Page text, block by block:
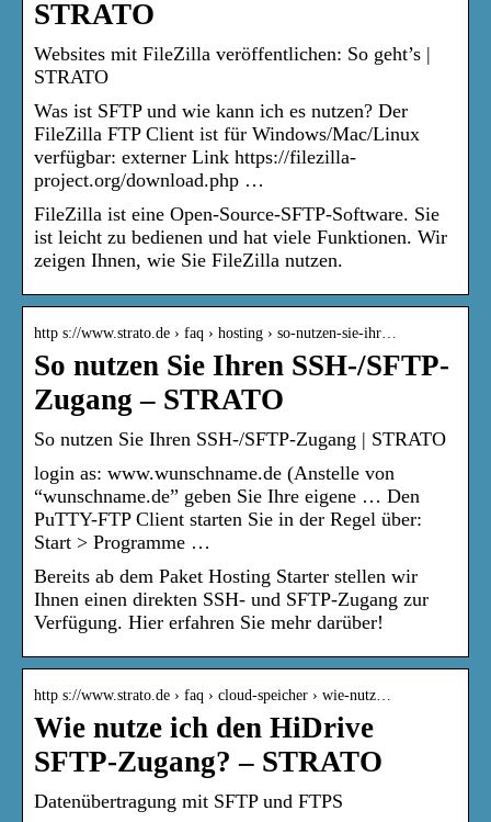
STRATO
Websites mit FileZilla veröffentlichen: So geht’s |
STRATO
Was ist SFTP und wie kann ich es nutzen? Der
FileZilla FTP Client ist für Windows/Mac/Linux
verfügbar: externer Link https://filezilla-
project.org/download.php …
FileZilla ist eine Open-Source-SFTP-Software. Sie
ist leicht zu bedienen und hat viele Funktionen. Wir
zeigen Ihnen, wie Sie FileZilla nutzen.
http s://www.strato.de › faq › hosting › so-nutzen-sie-ihr…
So nutzen Sie Ihren SSH-/SFTP-
Zugang – STRATO
So nutzen Sie Ihren SSH-/SFTP-Zugang | STRATO
login as: www.wunschname.de (Anstelle von
“wunschname.de” geben Sie Ihre eigene … Den
PuTTY-FTP Client starten Sie in der Regel über:
Start > Programme …
Bereits ab dem Paket Hosting Starter stellen wir
Ihnen einen direkten SSH- und SFTP-Zugang zur
Verfügung. Hier erfahren Sie mehr darüber!
http s://www.strato.de › faq › cloud-speicher › wie-nutz…
Wie nutze ich den HiDrive
SFTP-Zugang? – STRATO
Datenübertragung mit SFTP und FTPS